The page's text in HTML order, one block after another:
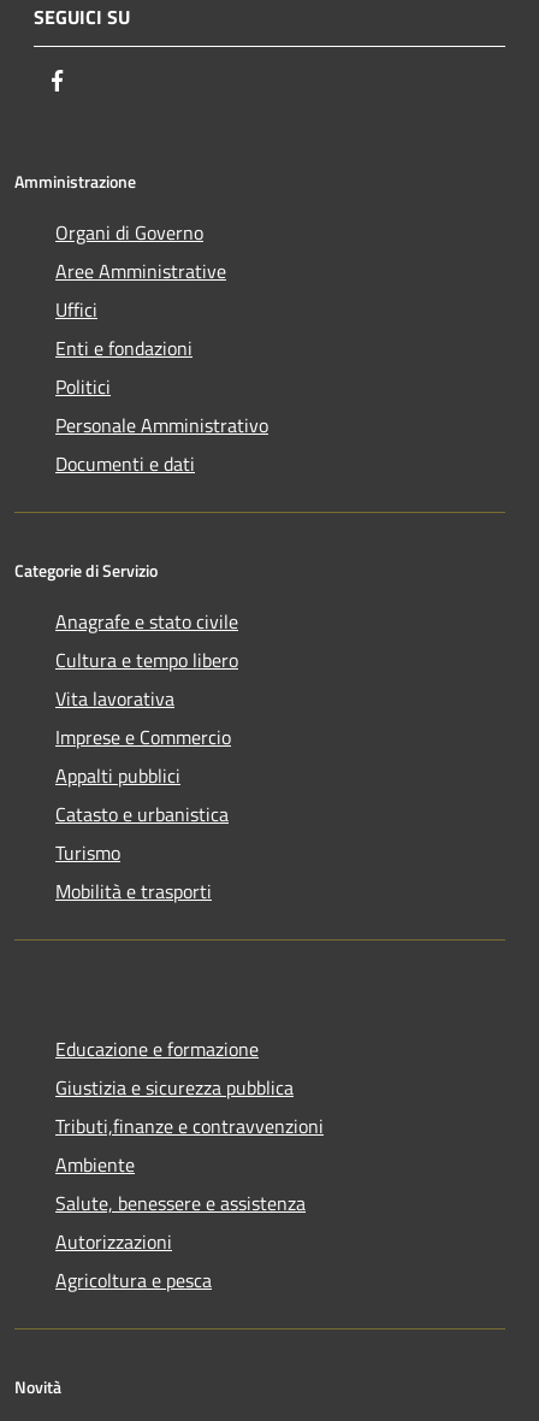
SEGUICI SU
Amministrazione
Organi di Governo
Aree Amministrative
Uffici
Enti e fondazioni
Politici
Personale Amministrativo
Documenti e dati
Categorie di Servizio
Anagrafe e stato civile
Cultura e tempo libero
Vita lavorativa
Imprese e Commercio
Appalti pubblici
Catasto e urbanistica
Turismo
Mobilità e trasporti
Educazione e formazione
Giustizia e sicurezza pubblica
Tributi,finanze e contravvenzioni
Ambiente
Salute, benessere e assistenza
Autorizzazioni
Agricoltura e pesca
Novità